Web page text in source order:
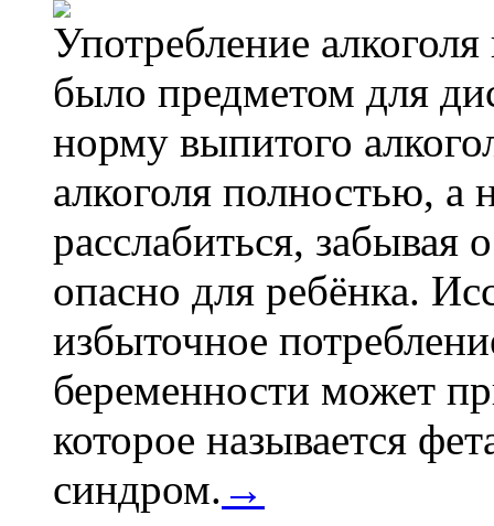
Употребление
было предметом для
норму выпитого
алкоголя полностью, а
расслабиться, забывая
опасно для ребёнка.
избыточное
беременности может
которое называется
синдром. →